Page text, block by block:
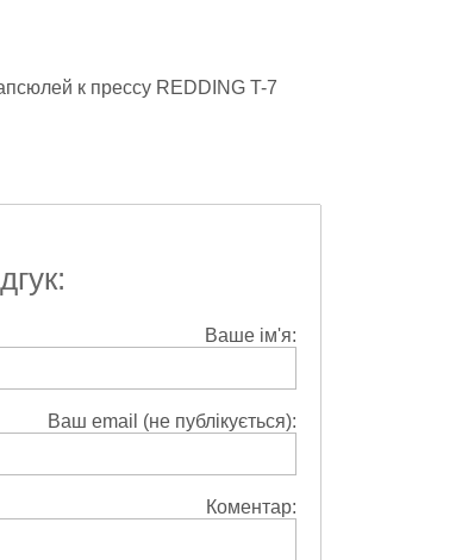
к прессу REDDING T-7
Ваше ім'я:
Ваш email (не публікується):
Коментар: